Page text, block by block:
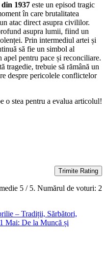
1937 este un episod tragic
în care brutalitatea
atac direct asupra civililor.
asupra lumii, fiind un
Prin intermediul artei și
să fie un simbol al
pentru pace și reconciliare.
tragedie, trebuie să rămână un
despre pericolele conflictelor
o stea pentru a evalua articolul!
Trimite Rating
5 / 5. Numărul de voturi: 2
– Tradiții, Sărbători,
Mai: De la Muncă și